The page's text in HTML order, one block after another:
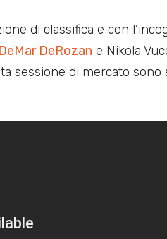
di classifica e con
DeMar DeRozan e Nikola
sessione di mercato sono